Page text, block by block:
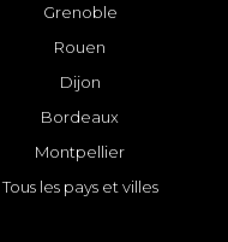
Grenoble
Rouen
Dijon
Bordeaux
Montpellier
Tous les pays et villes